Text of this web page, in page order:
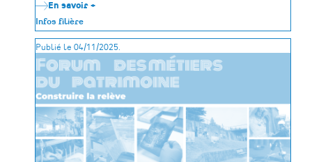
En savoir +
Conservation
et
restauration
du
patrimoine
mobilier
»
Infos filière
Publié le 04/11/2025.